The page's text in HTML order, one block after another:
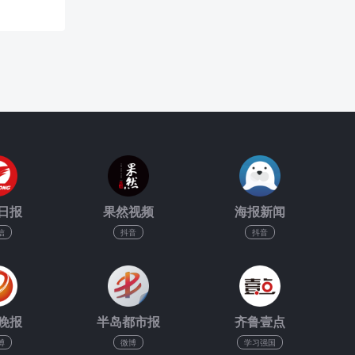
报 果然视频
抖音
海报新闻
抖音
报 半岛都市报
微博
齐鲁壹点
学习强国